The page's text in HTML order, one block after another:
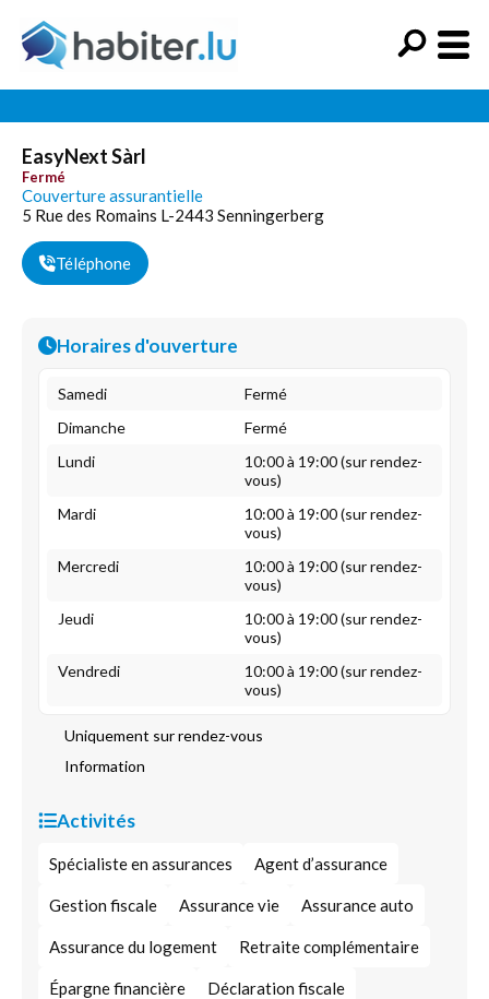
EasyNext Sàrl
Fermé
Couverture assurantielle
5 Rue des Romains L-2443 Senningerberg
Téléphone
Horaires d'ouverture
Samedi
Fermé
Dimanche
Fermé
Lundi
10:00 à 19:00 (sur rendez-
vous)
Mardi
10:00 à 19:00 (sur rendez-
vous)
Mercredi
10:00 à 19:00 (sur rendez-
vous)
Jeudi
10:00 à 19:00 (sur rendez-
vous)
Vendredi
10:00 à 19:00 (sur rendez-
vous)
Uniquement sur rendez-vous
Information
Activités
Spécialiste en assurances Agent d’assurance
Gestion fiscale Assurance vie Assurance auto
Assurance du logement Retraite complémentaire
Épargne financière Déclaration fiscale